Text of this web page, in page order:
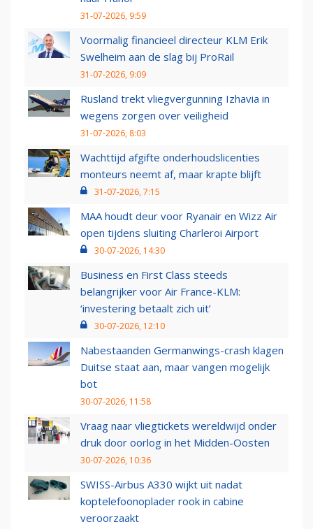
31-07-2026, 9:59
Voormalig financieel directeur KLM Erik
Swelheim aan de slag bij ProRail
31-07-2026, 9:09
Rusland trekt vliegvergunning Izhavia in
wegens zorgen over veiligheid
31-07-2026, 8:03
Wachttijd afgifte onderhoudslicenties
monteurs neemt af, maar krapte blijft
31-07-2026, 7:15
MAA houdt deur voor Ryanair en Wizz Air
open tijdens sluiting Charleroi Airport
30-07-2026, 14:30
Business en First Class steeds
belangrijker voor Air France-KLM:
‘investering betaalt zich uit’
30-07-2026, 12:10
Nabestaanden Germanwings-crash klagen
Duitse staat aan, maar vangen mogelijk
bot
30-07-2026, 11:58
Vraag naar vliegtickets wereldwijd onder
druk door oorlog in het Midden-Oosten
30-07-2026, 10:36
SWISS-Airbus A330 wijkt uit nadat
koptelefoonoplader rook in cabine
veroorzaakt